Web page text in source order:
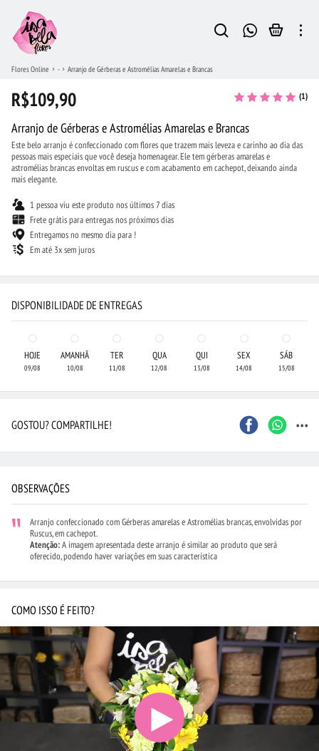
Flores Online - Arranjo de Gérberas e Astromélias Amarelas e Brancas
R$109,90 (1)
Arranjo de Gérberas e Astromélias Amarelas e Brancas
Este belo arranjo é confeccionado com flores que trazem mais leveza e carinho ao dia das
pessoas mais especiais que você deseja homenagear. Ele tem gérberas amarelas e
astromélias brancas envoltas em ruscus e com acabamento em cachepot, deixando ainda
mais elegante.
1 pessoa viu este produto nos últimos 7 dias
Frete grátis para entregas nos próximos dias
Entregamos no mesmo dia para !
Em até 3x sem juros
DISPONIBILIDADE DE ENTREGAS
HOJE
09/08
AMANHÃ
10/08
TER
11/08
QUA
12/08
QUI
13/08
SEX
14/08
SÁB
15/08
GOSTOU? COMPARTILHE! ...
OBSERVAÇÕES
Arranjo confeccionado com Gérberas amarelas e Astromélias brancas, envolvidas por
Ruscus, em cachepot.
Atenção:A imagem apresentada deste arranjo é similar ao produto que será
oferecido, podendo haver variações em suas característica
COMO ISSO É FEITO?